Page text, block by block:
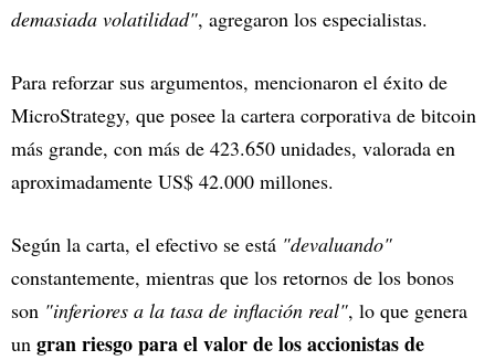
demasiada volatilidad", agregaron los especialistas.
Para reforzar sus argumentos, mencionaron el éxito de
MicroStrategy, que posee la cartera corporativa de bitcoin
más grande, con más de 423.650 unidades, valorada en
aproximadamente US$ 42.000 millones.
Según la carta, el efectivo se está "devaluando"
constantemente, mientras que los retornos de los bonos
son "inferiores a la tasa de inflación real", lo que genera
un gran riesgo para el valor de los accionistas de